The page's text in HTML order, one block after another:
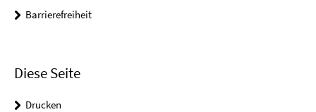
Barrierefreiheit
Diese Seite
Drucken